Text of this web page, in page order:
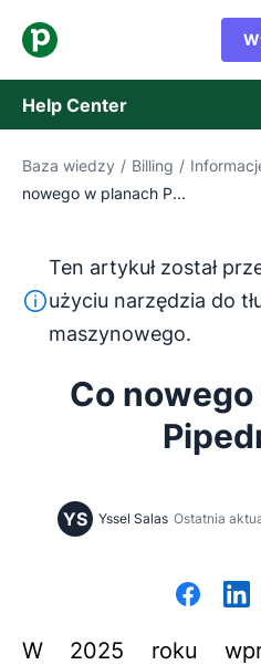
Help Center
Baza wiedzy
Skontaktuj się z obsługą klienta
Baza wiedzy / Billing /
nowego w planach P...
Ten tekst został
Ten artykuł został
użyciu narzędzia do
maszynowego.
Co
YS Yssel Salas Ostatnia
W 2025 roku